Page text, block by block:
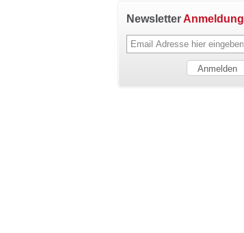
NewsletterAnmeldung